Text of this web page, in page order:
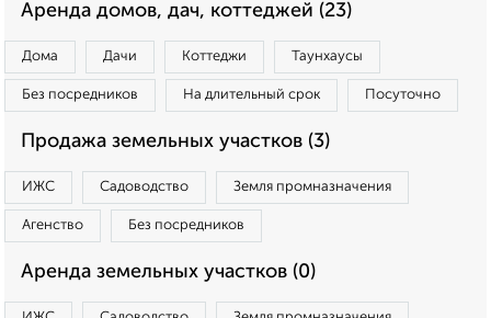
Аренда домов, дач, коттеджей (23)
Дома Дачи Коттеджи Таунхаусы
Без посредников На длительный срок Посуточно
Продажа земельных участков (3)
ИЖС Садоводство Земля промназначения
Агенство Без посредников
Аренда земельных участков (0)